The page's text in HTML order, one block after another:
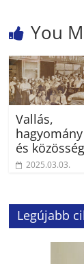
You
Vallás,
hagyomány
és közösség
2025.03.03.
Legújabb